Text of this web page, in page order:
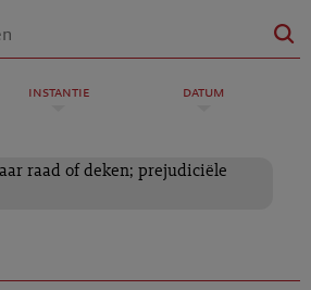
instantie datum
raad of deken; prejudiciële